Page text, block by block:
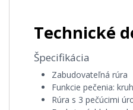
Technické
Špecifikácia
Zabudovateľná rúra
Funkcie pečenia:
Rúra s 3 pečúcimi